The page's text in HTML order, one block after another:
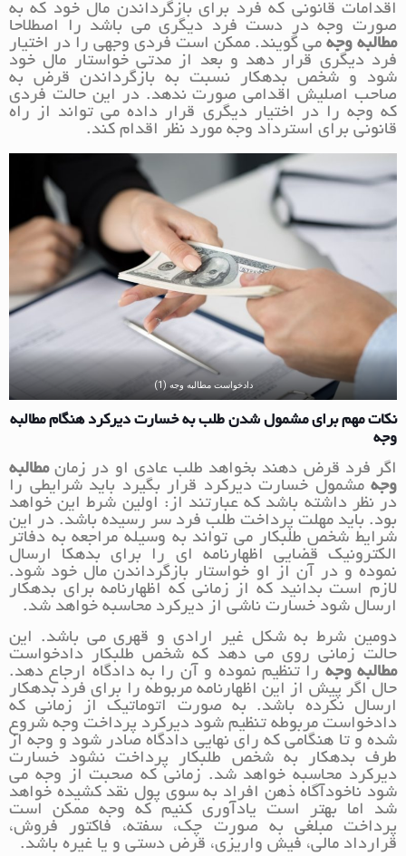
اقدامات قانونی که فرد برای بازگرداندن مال خود که به
صورت وجه در دست فرد دیگری می باشد را اصطلاحا
مطالبه وجه می گویند. ممکن است فردی وجهی را در اختیار
فرد دیگری قرار دهد و بعد از مدتی خواستار مال خود
شود و شخص بدهکار نسبت به بازگرداندن قرض به
صاحب اصلیش اقدامی صورت ندهد. در این حالت فردی
که وجه را در اختیار دیگری قرار داده می تواند از راه
قانونی برای استرداد وجه مورد نظر اقدام کند.
دادخواست مطالبه وجه (1)
نکات مهم برای مشمول شدن طلب به خسارت دیرکرد هنگام مطالبه
وجه
اگر فرد قرض دهند بخواهد طلب عادی او در زمانمطالبه
وجه مشمول خسارت دیرکرد قرار بگیرد باید شرایطی را
در نظر داشته باشد که عبارتند از: اولین شرط این خواهد
بود. باید مهلت پرداخت طلب فرد سر رسیده باشد. در این
شرایط شخص طلبکار می تواند به وسیله مراجعه به دفاتر
الکترونیک قضایی اظهارنامه ای را برای بدهکا ارسال
نموده و در آن از او خواستار بازگرداندن مال خود شود.
لازم است بدانید که از زمانی که اظهارنامه برای بدهکار
ارسال شود خسارت ناشی از دیرکرد محاسبه خواهد شد.
دومین شرط به شکل غیر ارادی و قهری می باشد. این
حالت زمانی روی می دهد که شخص طلبکار دادخواست
مطالبه وجه را تنظیم نموده و آن را به دادگاه ارجاع دهد.
حال اگر پیش از این اظهارنامه مربوطه را برای فرد بدهکار
ارسال نکرده باشد. به صورت اتوماتیک از زمانی که
دادخواست مربوطه تنظیم شود دیرکرد پرداخت وجه شروع
شده و تا هنگامی که رای نهایی دادگاه صادر شود و وجه از
طرف بدهکار به شخص طلبکار پرداخت نشود خسارت
دیرکرد محاسبه خواهد شد. زمانی که صحبت از وجه می
شود ناخودآگاه ذهن افراد به سوی پول نقد کشیده خواهد
شد اما بهتر است یادآوری کنیم که وجه ممکن است
پرداخت مبلغی به صورت چک، سفته، فاکتور فروش،
قرارداد مالی، فیش واریزی، قرض دستی و یا غیره باشد.